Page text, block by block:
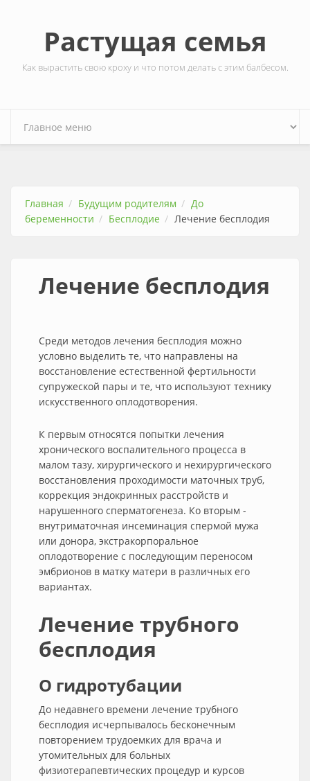
Растущая семья
Как вырастить свою кроху и что потом делать с этим балбесом.
Главная Будущим родителям
До
беременности
Бесплодие Лечение бесплодия
Лечение бесплодия
Среди методов лечения бесплодия можно
условно выделить те, что направлены на
восстановление естественной фертильности
супружеской пары и те, что используют технику
искусственного оплодотворения.
К первым относятся попытки лечения
хронического воспалительного процесса в
малом тазу, хирургического и нехирургического
восстановления проходимости маточных труб,
коррекция эндокринных расстройств и
нарушенного сперматогенеза. Ко вторым -
внутриматочная инсеминация спермой мужа
или донора, экстракорпоральное
оплодотворение с последующим переносом
эмбрионов в матку матери в различных его
вариантах.
Лечение трубного
бесплодия
О гидротубации
До недавнего времени лечение трубного
бесплодия исчерпывалось бесконечным
повторением трудоемких для врача и
утомительных для больных
физиотерапевтических процедур и курсов